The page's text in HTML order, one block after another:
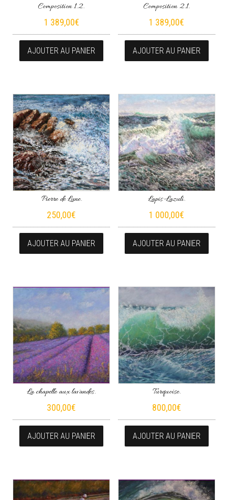
Composition 1.2.
1 389,00€
AJOUTER AU PANIER
Composition 2.1.
1 389,00€
AJOUTER AU PANIER
Pierre de Lune.
250,00€
AJOUTER AU PANIER
Lapis-Lazuli.
1 000,00€
AJOUTER AU PANIER
La chapelle aux lavandes.
300,00€
AJOUTER AU PANIER
Turquoise.
800,00€
AJOUTER AU PANIER